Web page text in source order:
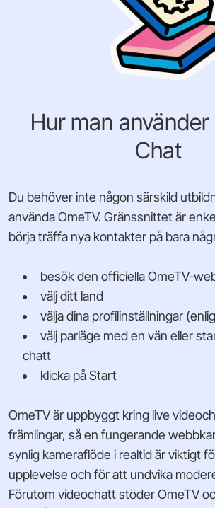
Hur man använder
Chat
Du behöver inte någon särskild
använda OmeTV. Gränssnittet är
börja träffa nya kontakter på bara
besök den officiella OmeTV-
välj ditt land
välja dina profilinställningar
välj parläge med en vän eller
chatt
klicka på Start
OmeTV är uppbyggt kring live
främlingar, så en fungerande
synlig kameraflöde i realtid är viktigt
upplevelse och för att undvika
Förutom videochatt stöder OmeTV